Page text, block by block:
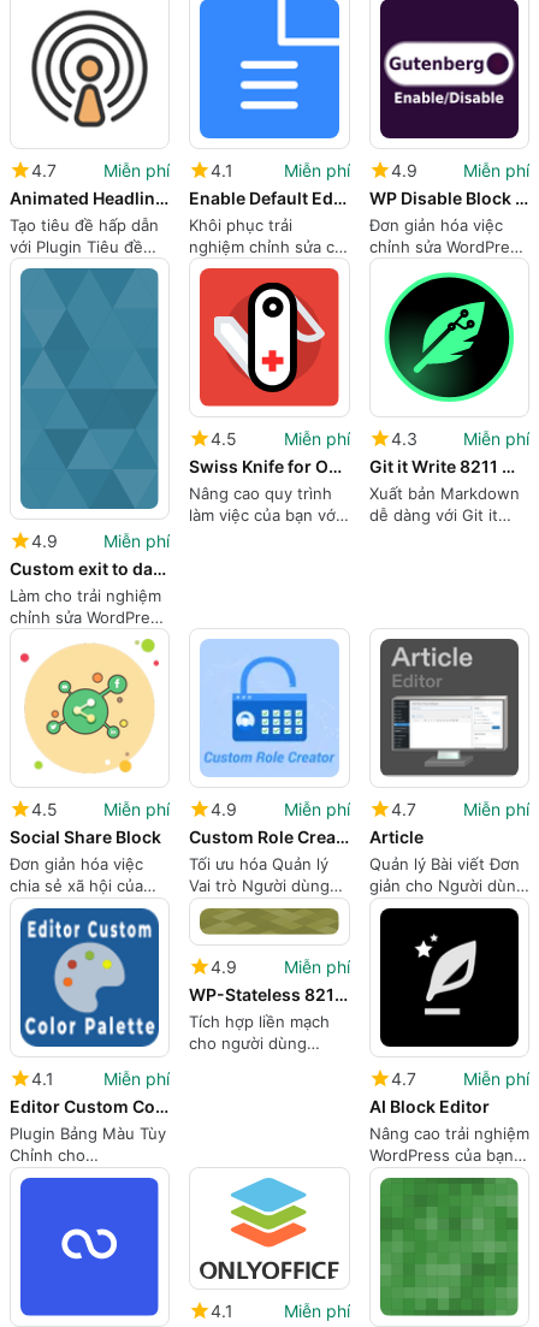
4.7
Miễn phí
Animated Headline 8211 Visual Composer WPBakery Page Builder
Tạo tiêu đề hấp dẫn
với Plugin Tiêu đề
Hoạt hình
4.1
Miễn phí
Enable Default Editor
Khôi phục trải
nghiệm chỉnh sửa cổ
điển
4.9
Miễn phí
WP Disable Block Editor
Đơn giản hóa việc
chỉnh sửa WordPress
với Classic Editor
4.9
Miễn phí
Custom exit to dashboard
Làm cho trải nghiệm
chỉnh sửa WordPress
của bạn trở nên
mượt mà hơn
4.5
Miễn phí
Swiss Knife for Oxygen Builder
Nâng cao quy trình
làm việc của bạn với
4.3
Miễn phí
Git it Write 8211 Write posts from GitHub
Xuất bản Markdown
dễ dàng với Git it
4.5
Miễn phí
Social Share Block
Đơn giản hóa việc
chia sẻ xã hội của
bạn một cách dễ
dàng
4.9
Miễn phí
Custom Role Creator CRC
Tối ưu hóa Quản lý
Vai trò Người dùng
với Trình tạo Vai trò
Tùy chỉnh
4.7
Miễn phí
Article
Quản lý Bài viết Đơn
giản cho Người dùng
WordPress
4.1
Miễn phí
Editor Custom Color Palette
Plugin Bảng Màu Tùy
Chỉnh cho
WordPress
4.9
Miễn phí
WP-Stateless 8211 Elementor Website Builder Addon
Tích hợp liền mạch
cho người dùng
4.7
Miễn phí
AI Block Editor
Nâng cao trải nghiệm
WordPress của bạn
với AI Block Editor
4.1
Miễn phí